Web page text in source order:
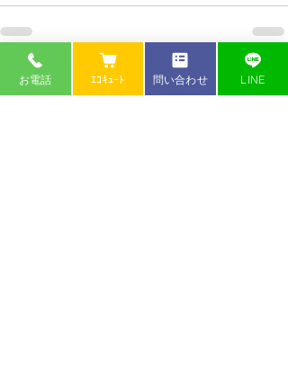
最新記事 すべて表示
お電話 ｴｺｷｭｰﾄ 問い合わせ LINE